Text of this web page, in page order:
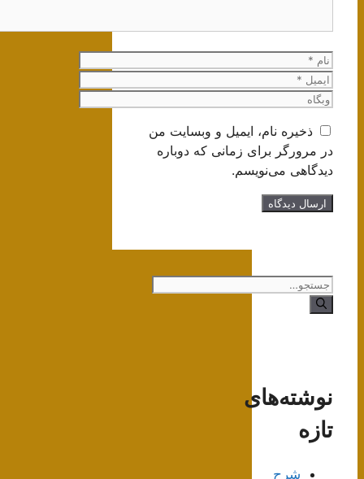
نام
ایمیل
وبگاه
ذخیره نام، ایمیل و وبسایت من
در مرورگر برای زمانی که دوباره
دیدگاهی می‌نویسم.
جستجوی
نوشته‌های
تازه
شرح